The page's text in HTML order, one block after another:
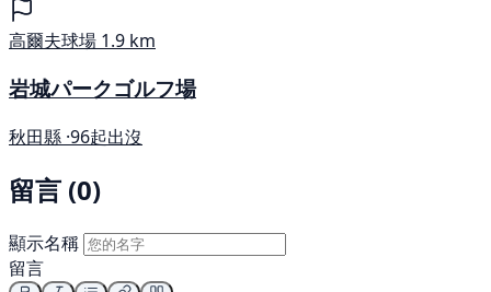
高爾夫球場 1.9 km
岩城パークゴルフ場
秋田縣 ·96起出沒
留言 (0)
顯示名稱
留言